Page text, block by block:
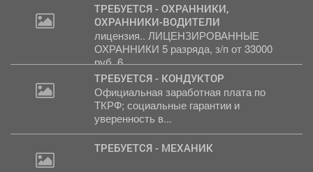
ТРЕБУЕТСЯ - ОХРАННИКИ,
ОХРАННИКИ-ВОДИТЕЛИ
лицензия.. ЛИЦЕНЗИРОВАННЫЕ
ОХРАННИКИ 5 разряда, з/п от 33000
руб. 6...
ТРЕБУЕТСЯ - КОНДУКТОР
Официальная заработная плата по
ТКРФ; социальные гарантии и
уверенность в...
ТРЕБУЕТСЯ - МЕХАНИК